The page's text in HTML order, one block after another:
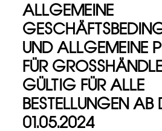
ALLGEMEINE
UND ALLGEMEINE
FÜR
GÜLTIG FÜR ALLE
BESTELLUNGEN AB
01.05.2024